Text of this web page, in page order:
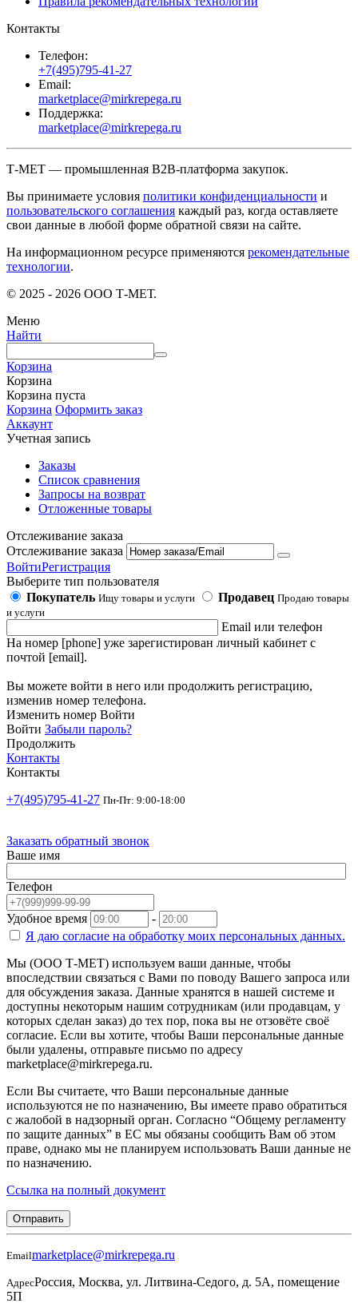
Контакты
Телефон:
+7(495)795-41-27
Email:
marketplace@mirkrepega.ru
Поддержка:
marketplace@mirkrepega.ru
Т-МЕТ — промышленная B2B-платформа закупок.
Вы принимаете условия политики конфиденциальности и
пользовательского соглашения каждый раз, когда оставляете
свои данные в любой форме обратной связи на сайте.
На информационном ресурсе применяются рекомендательные
технологии.
© 2025 - 2026 ООО Т-МЕТ.
Меню
Найти
Корзина
Корзина
Корзина пуста
Корзина Оформить заказ
Аккаунт
Учетная запись
Заказы
Список сравнения
Запросы на возврат
Отложенные товары
Отслеживание заказа
Отслеживание заказа
ВойтиРегистрация
Выберите тип пользователя
Покупатель Ищу товары и услуги Продавец Продаю товары
и услуги
Email или телефон
На номер [phone] уже зарегистирован личный кабинет с
почтой [email].
Вы можете войти в него или продолжить регистрацию,
изменив номер телефона.
Изменить номер Войти
Войти Забыли пароль?
Продолжить
Контакты
Контакты
+7(495)795-41-27 Пн-Пт: 9:00-18:00
Заказать обратный звонок
Ваше имя
Телефон
Удобное время
-
Я даю согласие на обработку моих персональных данных.
Мы (ООО Т-МЕТ) используем ваши данные, чтобы
впоследствии связаться с Вами по поводу Вашего запроса или
для обсуждения заказа. Данные хранятся в нашей системе и
доступны некоторым нашим сотрудникам (или продавцам, у
которых сделан заказ) до тех пор, пока вы не отзовёте своё
согласие. Если вы хотите, чтобы Ваши персональные данные
были удалены, отправьте письмо по адресу
marketplace@mirkrepega.ru.
Если Вы считаете, что Ваши персональные данные
используются не по назначению, Вы имеете право обратиться
с жалобой в надзорный орган. Согласно “Общему регламенту
по защите данных” в ЕС мы обязаны сообщить Вам об этом
праве, однако мы не планируем использовать Ваши данные не
по назначению.
Ссылка на полный документ
Отправить
Emailmarketplace@mirkrepega.ru
АдресРоссия, Москва, ул. Литвина-Седого, д. 5А, помещение
5П